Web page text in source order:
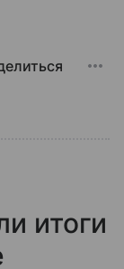
итоги